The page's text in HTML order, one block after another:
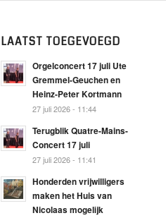
LAATST TOEGEVOEGD
Orgelconcert 17 juli Ute
Gremmel-Geuchen en
Heinz-Peter Kortmann
27 juli 2026 - 11:44
Terugblik Quatre-Mains-
Concert 17 juli
27 juli 2026 - 11:41
Honderden vrijwilligers
maken het Huis van
Nicolaas mogelijk